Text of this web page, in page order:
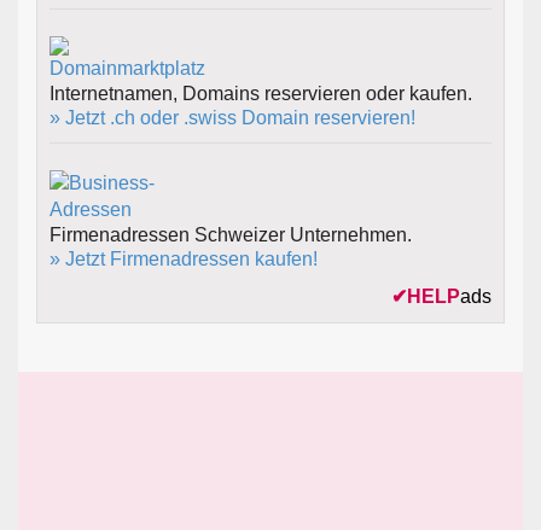
Internetnamen, Domains reservieren oder kaufen.
» Jetzt .ch oder .swiss Domain reservieren!
Firmenadressen Schweizer Unternehmen.
» Jetzt Firmenadressen kaufen!
✔ HELPads